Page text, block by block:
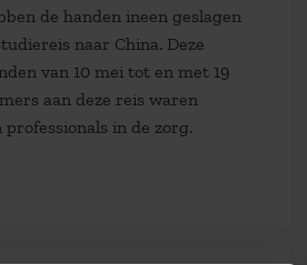
de handen ineen geslagen
naar China. Deze
van 10 mei tot en met 19
aan deze reis waren
in de zorg.